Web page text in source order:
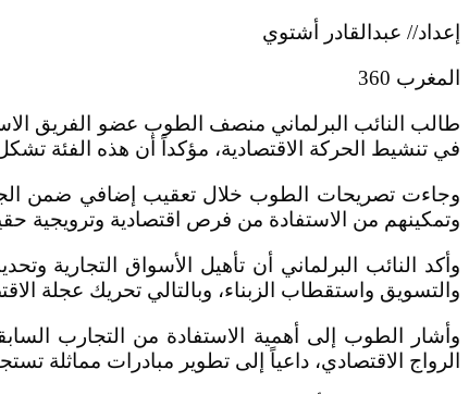
إعداد// عبدالقادر أشتوي
المغرب 360
طالب النائب البرلماني منصف الطوب عضو الفريق
في تنشيط الحركة الاقتصادية، مؤكداً أن هذه الفئة
وجاءت تصريحات الطوب خلال تعقيب إضافي ضمن
وتمكينهم من الاستفادة من فرص اقتصادية
وأكد النائب البرلماني أن تأهيل الأسواق التجارية
والتسويق واستقطاب الزبناء، وبالتالي تحريك عجلة
وأشار الطوب إلى أهمية الاستفادة من التجارب
الرواج الاقتصادي، داعياً إلى تطوير مبادرات مماثلة